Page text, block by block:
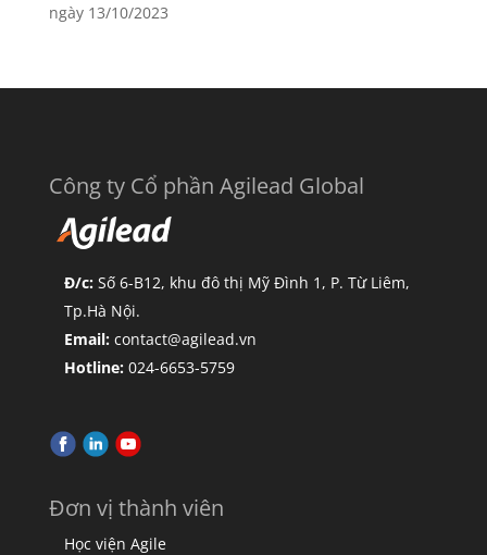
ngày 13/10/2023
Công ty Cổ phần Agilead Global
Đ/c:Số 6-B12, khu đô thị Mỹ Đình 1, P. Từ Liêm,
Tp.Hà Nội.
Email: contact@agilead.vn
Hotline:024-6653-5759
Đơn vị thành viên
Học viện Agile